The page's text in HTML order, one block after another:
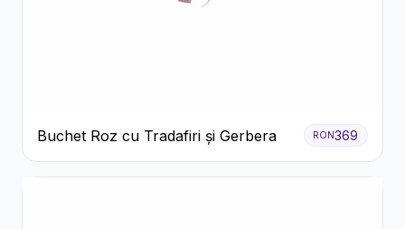
Buchet Roz cu Tradafiri și Gerbera RON369